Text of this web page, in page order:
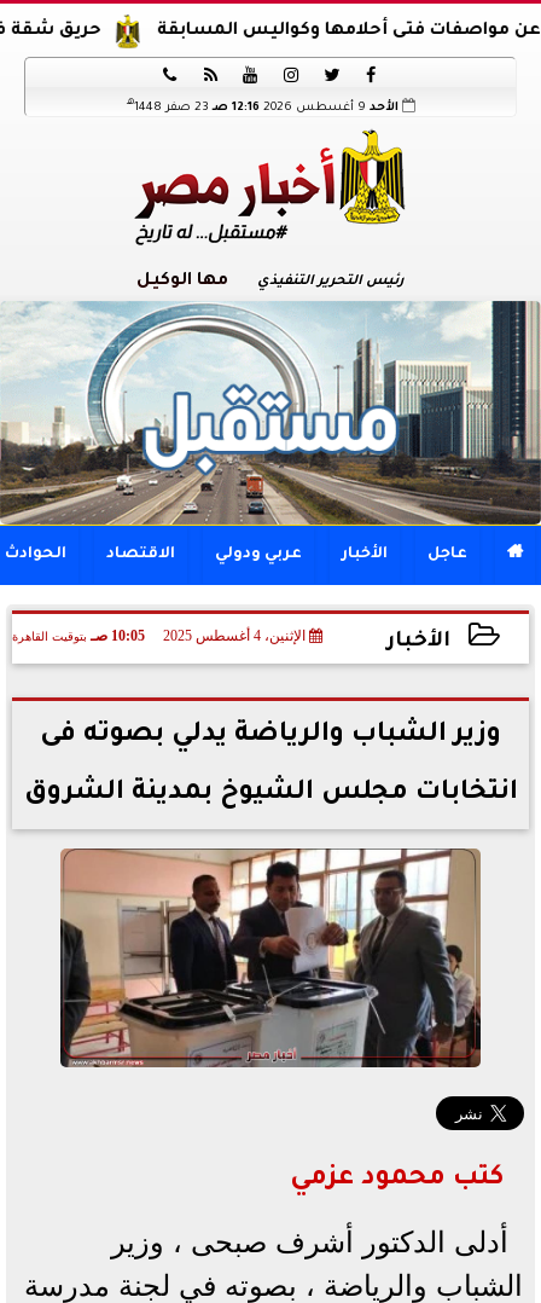
حريق شقة في الدرب فتى أحلامها وكواليس المسابقة






الأحد 12:16 صـ 23 صفر 1448 هـ
رئيس التحرير التنفيذي مها الوكيل
 عاجل الأخبار عربي ودولي الاقتصاد الحوادث
الأخبار الإثنين، 4 أغسطس 2025 10:05 صـ بتوقيت القاهرة
2025-08-04 10:05:56
وزير الشباب والرياضة يدلي بصوته فى
انتخابات مجلس الشيوخ بمدينة الشروق
كتب محمود عزمي
أدلى الدكتور أشرف صبحى ، وزير
الشباب والرياضة ، بصوته في لجنة مدرسة